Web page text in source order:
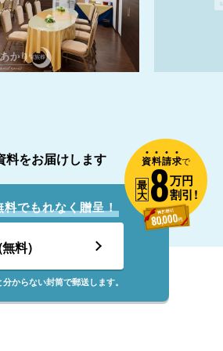
料をお届けします
料でもれなく贈呈！
料)
からない封筒で郵送します。
資料請求で
最
大8万円
割引!